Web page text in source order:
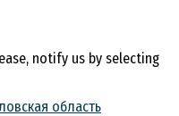
notify us by selecting
область